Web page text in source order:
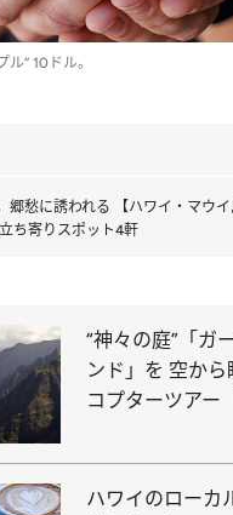
” 10ドル。
郷愁に誘われる 【ハワイ・マウイ
ち寄りスポット4軒
“神々の庭”「ガ
ンド」を 空から
コプターツアー
ハワイのローカ